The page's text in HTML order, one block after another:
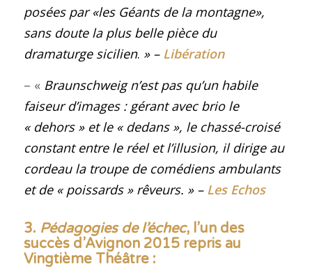
posées par «les Géants de la montagne»,
sans doute la plus belle pièce du
dramaturge sicilien. » – Libération
– « Braunschweig n’est pas qu’un habile
faiseur d’images : gérant avec brio le
« dehors » et le « dedans », le chassé-croisé
constant entre le réel et l’illusion, il dirige au
cordeau la troupe de comédiens ambulants
et de « poissards » rêveurs. » – Les Echos
3. Pédagogies de l’échec, l’un des
succès d’Avignon 2015 repris au
Vingtième Théâtre :